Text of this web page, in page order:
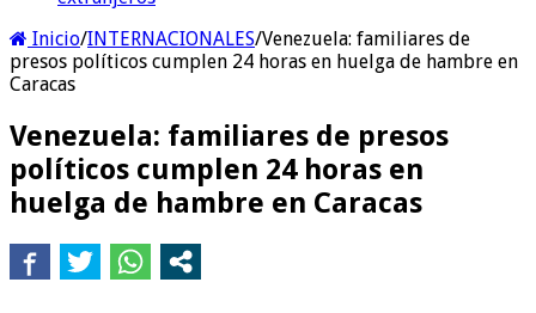
Inicio/INTERNACIONALES/Venezuela: familiares de
presos políticos cumplen 24 horas en huelga de hambre en
Caracas
Venezuela: familiares de presos
políticos cumplen 24 horas en
huelga de hambre en Caracas